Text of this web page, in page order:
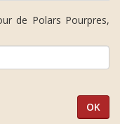
de Polars Pourpres,